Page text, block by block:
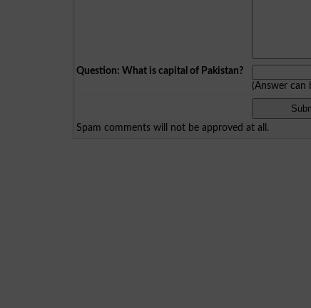
Question: What is capital of Pakistan?
(Answer can
Spam comments will not be approved at all.